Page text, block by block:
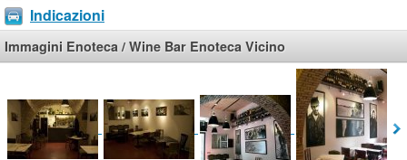
Indicazioni
Immagini Enoteca / Wine Bar Enoteca Vicino